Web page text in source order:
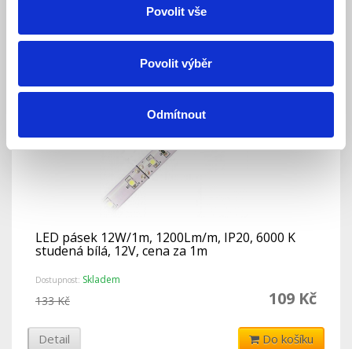
Povolit vše
Povolit výběr
Odmítnout
LED pásek 12W/1m, 1200Lm/m, IP20, 6000 K
studená bílá, 12V, cena za 1m
Dostupnost: Skladem
109 Kč
133 Kč
Detail Do košíku